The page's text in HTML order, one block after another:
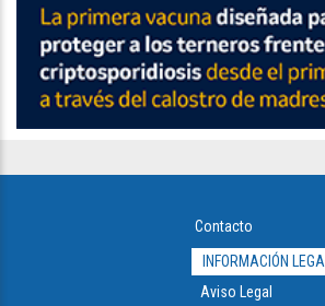
Contacto
INFORMACIÓN LEGAL
Aviso Legal